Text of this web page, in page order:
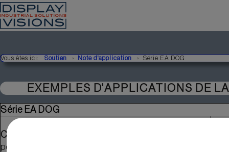
Vous êtes ici: Soutien Note d'application Série EA DOG
EXEMPLES D'APPLICATIONS DE
Série EA DOG
Carte de test
pour tous les écrans EA DOG